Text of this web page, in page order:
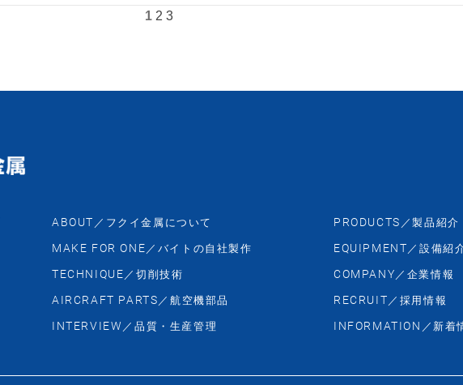
1 2 3
ABOUT ／フクイ金属について PRODUCTS ／製品紹介
MAKE FOR ONE ／バイトの自社製作 EQUIPMENT ／設備紹
TECHNIQUE ／切削技術 COMPANY ／企業情報
AIRCRAFT PARTS ／航空機部品 RECRUIT ／採用情報
INTERVIEW ／品質・生産管理 INFORMATION ／新着